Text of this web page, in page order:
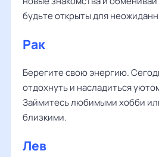
будьте открыты для
Рак
Берегите свою энергию.
отдохнуть и насладиться
Займитесь любимыми хобби
близкими.
Лев